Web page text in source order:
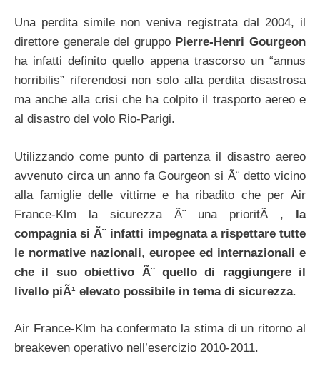
Una perdita simile non veniva registrata dal 2004, il
direttore generale del gruppo Pierre-Henri Gourgeon
ha infatti definito quello appena trascorso un “annus
horribilis” riferendosi non solo alla perdita disastrosa
ma anche alla crisi che ha colpito il trasporto aereo e
al disastro del volo Rio-Parigi.
Utilizzando come punto di partenza il disastro aereo
avvenuto circa un anno fa Gourgeon si Ã¨ detto vicino
alla famiglie delle vittime e ha ribadito che per Air
France-Klm la sicurezza Ã¨ una prioritÃ , la
compagnia si Ã¨ infatti impegnata a rispettare tutte
le normative nazionali, europee ed internazionali e
che il suo obiettivo Ã¨ quello di raggiungere il
livello piÃ¹ elevato possibile in tema di sicurezza.
Air France-Klm ha confermato la stima di un ritorno al
breakeven operativo nell’esercizio 2010-2011.